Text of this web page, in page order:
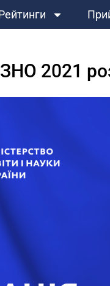
2021